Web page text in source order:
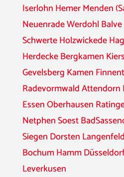
Iserlohn HemerMenden
NeuenradeWerdohl Balve
SchwerteHolzwickede
HerdeckeBergkamen
Gevelsberg Kamen
RadevormwaldAttendorn
EssenOberhausen
NetphenSoest
Siegen Dorsten
BochumHamm
Leverkusen